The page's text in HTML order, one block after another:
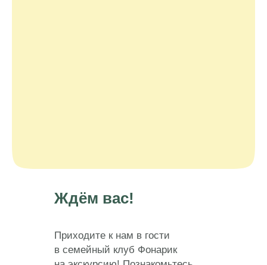
Ждём вас!
Приходите к нам в гости
в семейный клуб Фонарик